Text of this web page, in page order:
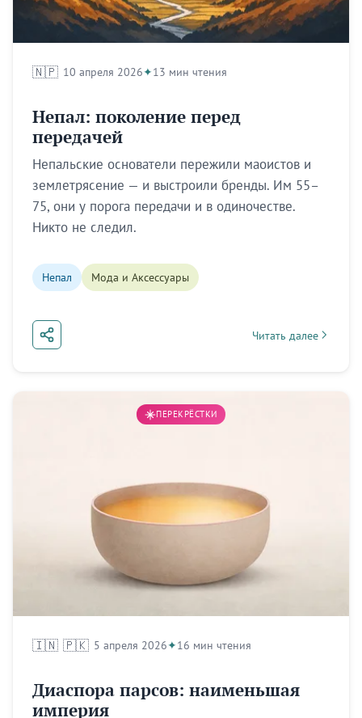
🇳🇵 10 апреля 2026 13 мин чтения
Непал: поколение перед
передачей
Непальские основатели пережили маоистов и
землетрясение — и выстроили бренды. Им 55–
75, они у порога передачи и в одиночестве.
Никто не следил.
Непал Мода и Аксессуары
Читать далее
about Непал:
ПЕРЕКРЁСТКИ
🇮🇳 🇵🇰 5 апреля 2026 16 мин чтения
Диаспора парсов: наименьшая
империя